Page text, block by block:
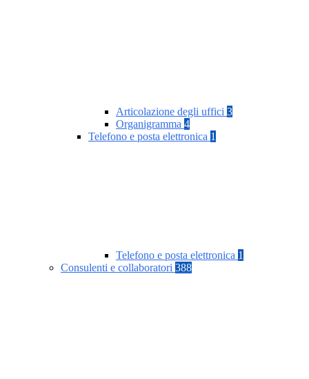
Articolazione degli uffici 3
Organigramma 4
Telefono e posta elettronica 1
Telefono e posta elettronica 1
Consulenti e collaboratori 388